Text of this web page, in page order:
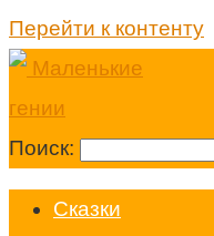
Перейти к контенту
Поиск:
Cказки